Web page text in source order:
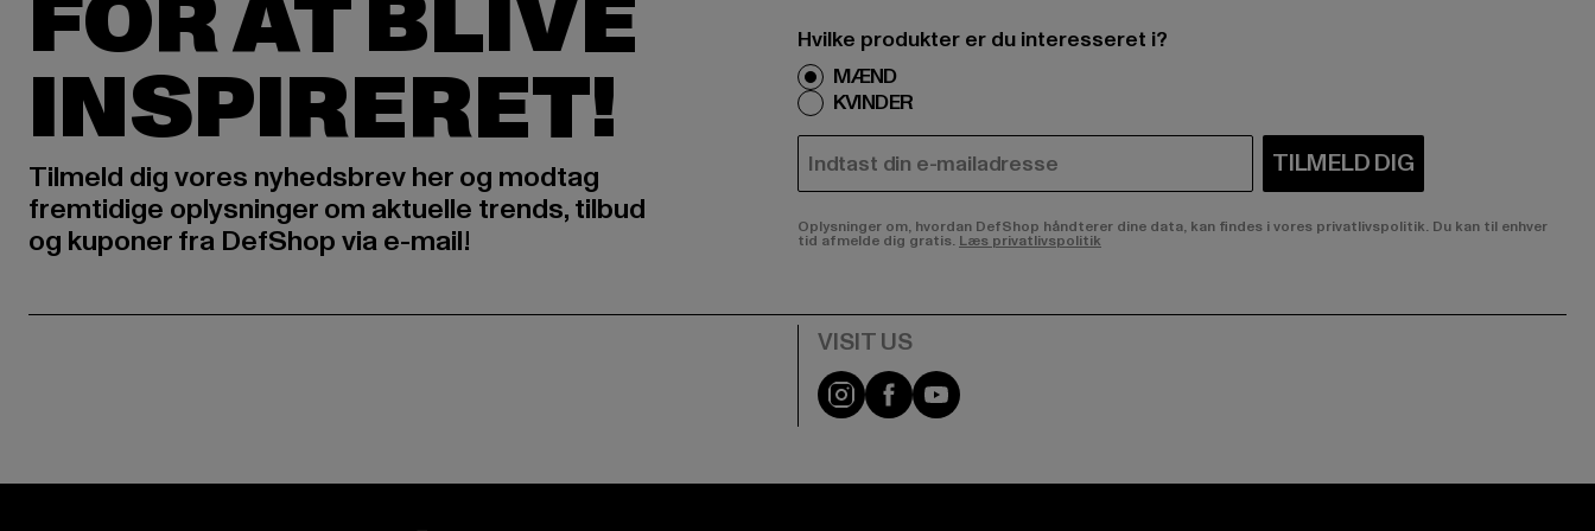
FOR AT BLIVE
INSPIRERET!
Tilmeld dig vores nyhedsbrev her og modtag
fremtidige oplysninger om aktuelle trends, tilbud
og kuponer fra DefShop via e-mail!
Hvilke produkter er du interesseret i?
MÆND
KVINDER
E-MAIL TILMELD DIG
Oplysninger om, hvordan DefShop håndterer dine data, kan findes i vores privatlivspolitik. Du kan til enhver
tid afmelde dig gratis. Læs privatlivspolitik
Visit our Instagram page:
Visit our Facebook page:
Visit our YouTube channel: